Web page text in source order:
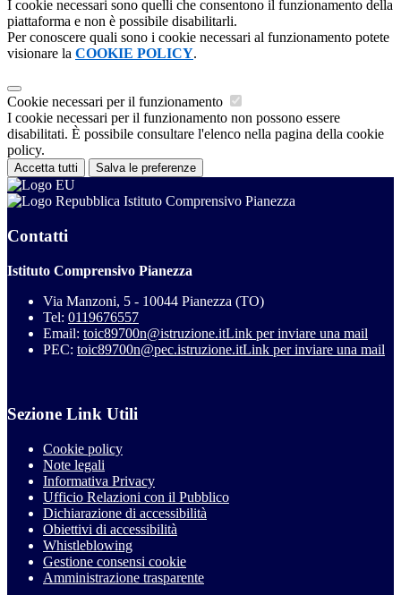
I cookie necessari sono quelli che consentono il funzionamento della
piattaforma e non è possibile disabilitarli.
Per conoscere quali sono i cookie necessari al funzionamento potete
visionare la COOKIE POLICY.
Cookie necessari per il funzionamento
I cookie necessari per il funzionamento non possono essere
disabilitati. È possibile consultare l'elenco nella pagina della cookie
policy.
Accetta tutti Salva le preferenze
Istituto Comprensivo Pianezza
Contatti
Istituto Comprensivo Pianezza
Via Manzoni, 5 - 10044 Pianezza (TO)
Tel: 0119676557
Email: toic89700n@istruzione.itLink per inviare una mail
PEC: toic89700n@pec.istruzione.itLink per inviare una mail
Sezione Link Utili
Cookie policy
Note legali
Informativa Privacy
Ufficio Relazioni con il Pubblico
Dichiarazione di accessibilità
Obiettivi di accessibilità
Whistleblowing
Gestione consensi cookie
Amministrazione trasparente